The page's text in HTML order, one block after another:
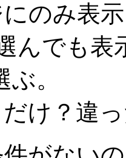
にのみ表
んでも
。
だけ？違